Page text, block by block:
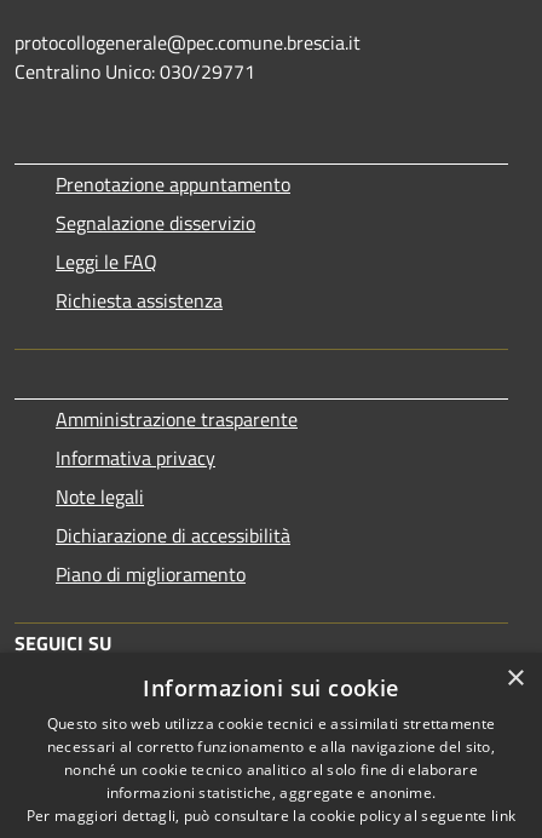
protocollogenerale@pec.comune.brescia.it
Centralino Unico: 030/29771
Prenotazione appuntamento
Segnalazione disservizio
Leggi le FAQ
Richiesta assistenza
Amministrazione trasparente
Informativa privacy
Note legali
Dichiarazione di accessibilità
Piano di miglioramento
SEGUICI SU
RSS
Copyright © 2026 • Comune di
×
Informazioni sui cookie
Questo sito web utilizza cookie tecnici e assimilati strettamente
necessari al corretto funzionamento e alla navigazione del sito,
nonché un cookie tecnico analitico al solo fine di elaborare
informazioni statistiche, aggregate e anonime.
Per maggiori dettagli, può consultare la cookie policy al seguente link